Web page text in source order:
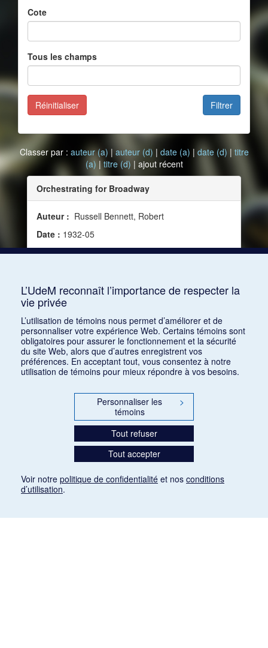
Cote
Tous les champs
Filtrer
Réinitialiser
Classer par : auteur (a) | auteur (d) | date (a) | date (d) | titre
(a) | titre (d) | ajout récent
Orchestrating for Broadway
Auteur : Russell Bennett, Robert
Date : 1932-05
Source :Modern Music, vol. 9, no 4 (mai 1932)
L’UdeM reconnaît l’importance de respecter la
vie privée
L’utilisation de témoins nous permet d’améliorer et de
personnaliser votre expérience Web. Certains témoins sont
obligatoires pour assurer le fonctionnement et la sécurité
du site Web, alors que d’autres enregistrent vos
préférences. En acceptant tout, vous consentez à notre
utilisation de témoins pour mieux répondre à vos besoins.
Personnaliser les
témoins
>
Tout refuser
Tout accepter
Voir notre politique de confidentialité et nos conditions
d’utilisation.